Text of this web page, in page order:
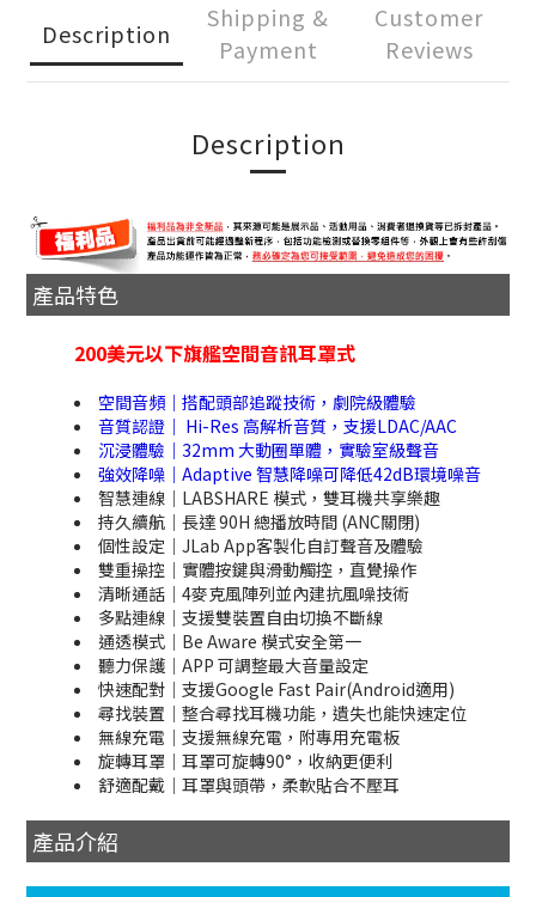
Description
Shipping &
Payment
Customer
Reviews
Description
產品特色
200美元以下旗艦空間音訊耳罩式
空間音頻｜搭配頭部追蹤技術，劇院級體驗
音質認證｜ Hi-Res 高解析音質，支援LDAC/AAC
沉浸體驗｜32mm 大動圈單體，實驗室級聲音
強效降噪｜Adaptive 智慧降噪可降低42dB環境噪音
智慧連線｜LABSHARE 模式，雙耳機共享樂趣
持久續航｜長達 90H 總播放時間 (ANC關閉)
個性設定｜JLab App客製化自訂聲音及體驗
雙重操控｜實體按鍵與滑動觸控，直覺操作
清晰通話｜4麥克風陣列並內建抗風噪技術
多點連線｜支援雙裝置自由切換不斷線
通透模式｜Be Aware 模式安全第一
聽力保護｜APP 可調整最大音量設定
快速配對｜支援Google Fast Pair(Android適用)
尋找裝置｜整合尋找耳機功能，遺失也能快速定位
無線充電｜支援無線充電，附專用充電板
旋轉耳罩｜耳罩可旋轉90°，收納更便利
舒適配戴｜耳罩與頭帶，柔軟貼合不壓耳
產品介紹